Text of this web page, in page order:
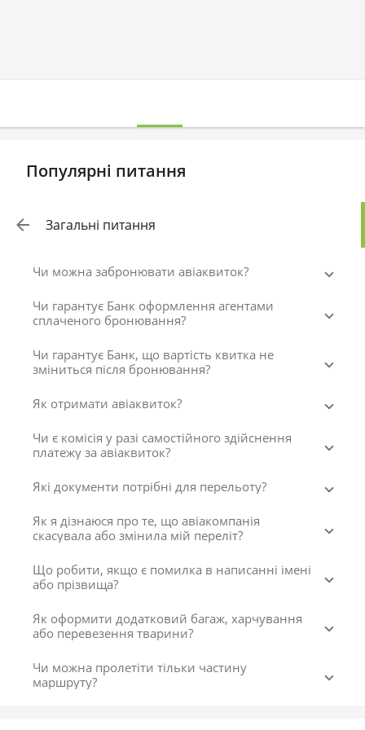
Популярні питання
Загальні питання
Чи можна забронювати авіаквиток?
Чи гарантує Банк оформлення агентами
сплаченого бронювання?
Чи гарантує Банк, що вартість квитка не
зміниться після бронювання?
Як отримати авіаквиток?
Чи є комісія у разі самостійного здійснення
платежу за авіаквиток?
Які документи потрібні для перельоту?
Як я дізнаюся про те, що авіакомпанія
скасувала або змінила мій переліт?
Що робити, якщо є помилка в написанні імені
або прізвища?
Як оформити додатковий багаж, харчування
або перевезення тварини?
Чи можна пролетіти тільки частину
маршруту?